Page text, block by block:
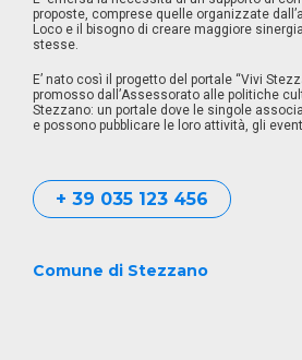
proposte, comprese quelle organizzate
Loco e il bisogno di creare maggiore
stesse.
E’ nato così il progetto del portale “Vivi
promosso dall’Assessorato alle politiche
Stezzano: un portale dove le singole
e possono pubblicare le loro attività, gli
+ 39 035 123 456
Comune di Stezzano